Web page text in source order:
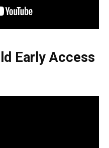
Early Access